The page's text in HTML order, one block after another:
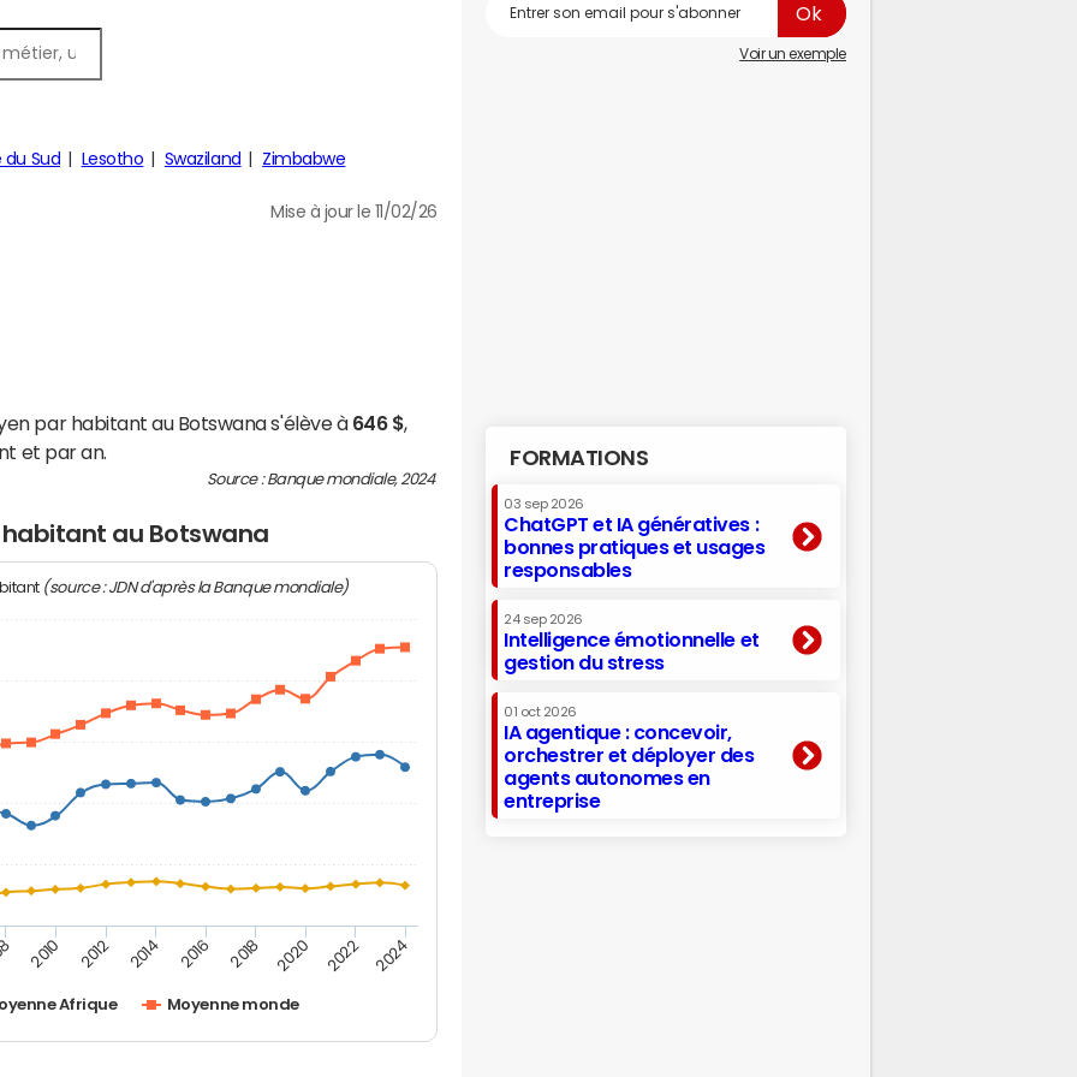
du Sud Lesotho Swaziland Zimbabwe
Mise à jour le 11/02/26
par habitant au Botswana s'élève à 646 $,
et par an.
Source : Banque mondiale, 2024
au Botswana
(source : JDN d'après la Banque mondiale)
Afrique Moyenne monde
2010 2012 2014 2016 2018 2020 2022 2024
Voir un exemple
FORMATIONS
03 sep 2026
ChatGPT et IA génératives :
bonnes pratiques et usages
responsables
24 sep 2026
Intelligence émotionnelle et
gestion du stress
01 oct 2026
IA agentique : concevoir,
orchestrer et déployer des
agents autonomes en
entreprise